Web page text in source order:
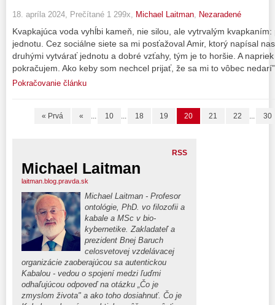
18. apríla 2024, Prečítané 1 299x, Michael Laitman, Nezaradené
Kvapkajúca voda vyhĺbi kameň, nie silou, ale vytrvalým
jednotu. Cez sociálne siete sa mi posťažoval Amir, ktorý napísal
druhými vytvárať jednotu a dobré vzťahy, tým je to horšie. A
pokračujem. Ako keby som nechcel prijať, že sa mi to vôbec
Pokračovanie článku
« Prvá « ... 10 ... 18 19 20 21 22 ... 30
RSS
Michael Laitman
laitman.blog.pravda.sk
Michael Laitman - Profesor
ontológie, PhD. vo filozofii a
kabale a MSc v bio-
kybernetike. Zakladateľ a
prezident Bnej Baruch
celosvetovej vzdelávacej
organizácie zaoberajúcou sa autentickou
Kabalou - vedou o spojení medzi ľuďmi
odhaľujúcou odpoveď na otázku „Čo je
zmyslom života" a ako toho dosiahnuť. Čo je